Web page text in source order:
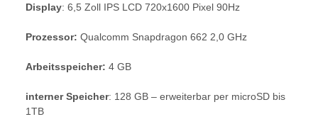
Display: 6,5 Zoll IPS LCD 720x1600 Pixel 90Hz
Prozessor: Qualcomm Snapdragon 662 2,0 GHz
Arbeitsspeicher: 4 GB
interner Speicher: 128 GB – erweiterbar per microSD bis
1TB